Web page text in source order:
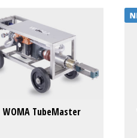
WOMA TubeMaster